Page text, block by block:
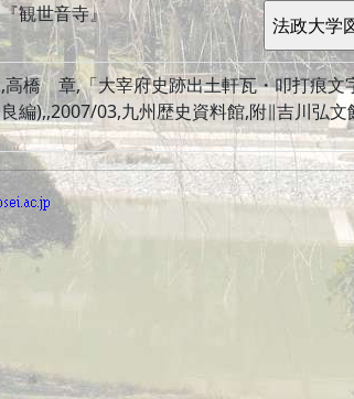
『観世音寺』
,高橋 章,「大宰府史跡出土軒瓦・叩打痕
良編),,2007/03,九州歴史資料館,附∥吉川弘